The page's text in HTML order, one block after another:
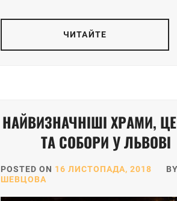
ЧИТАЙТЕ
НАЙВИЗНАЧНІШІ ХРАМИ,
ТА СОБОРИ У ЛЬВОВІ
POSTED ON 16 ЛИСТОПАДА, 2018 BY
ШЕВЦОВА